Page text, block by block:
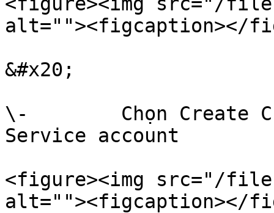
alt=""><figcaption></
&#x20;
\-        Chọn Create
Service account
<figure><img src="/files/
alt=""><figcaption></